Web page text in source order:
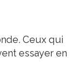
Ceux qui
essayer en